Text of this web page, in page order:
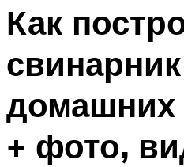
Как
домашних
+ фото,